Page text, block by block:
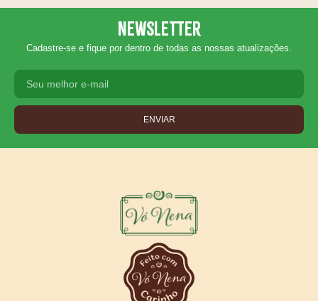
Newsletter
Cadastre-se e fique por dentro de todas as nossas atualizações.
ENVIAR